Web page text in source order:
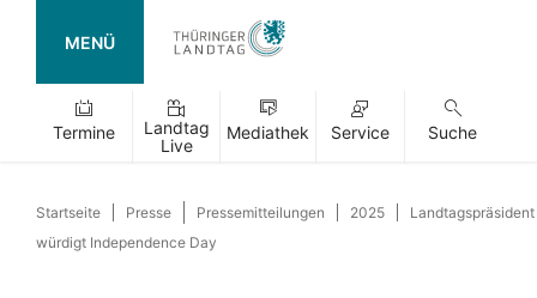
MENÜ
Termine
Landtag
Live
Mediathek Service Suche
Startseite Presse Pressemitteilungen 2025
Landtagspräsident
würdigt Independence Day